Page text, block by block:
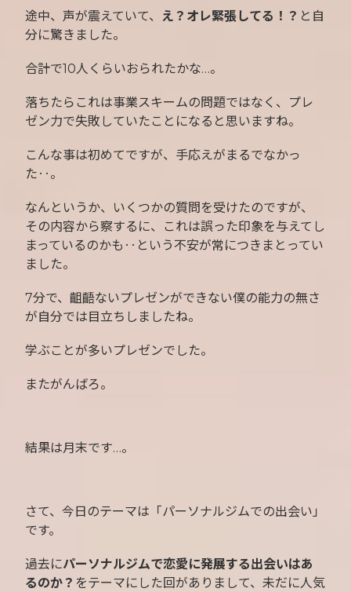
途中、声が震えていて、 え？オレ緊張してる！？ と自
分に驚きました。
合計で10人くらいおられたかな…。
落ちたらこれは事業スキームの問題ではなく、プレ
ゼン力で失敗していたことになると思いますね。
こんな事は初めてですが、手応えがまるでなかっ
た‥。
なんというか、いくつかの質問を受けたのですが、
その内容から察するに、これは誤った印象を与えてし
まっているのかも‥という不安が常につきまとってい
ました。
7分で、齟齬ないプレゼンができない僕の能力の無さ
が自分では目立ちしましたね。
学ぶことが多いプレゼンでした。
またがんばろ。
結果は月末です…。
さて、今日のテーマは「パーソナルジムでの出会い」
です。
過去にパーソナルジムで恋愛に発展する出会いはあ
るのか？ をテーマにした回がありまして、未だに人気